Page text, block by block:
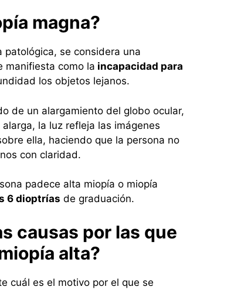
magna?
patológica, se considera una
manifiesta como la incapacidad para
los objetos lejanos.
de un alargamiento del globo ocular,
la luz refleja las imágenes
ella, haciendo que la persona no
con claridad.
padece alta miopía o miopía
6 dioptrías de graduación.
causas por las que
alta?
cuál es el motivo por el que se